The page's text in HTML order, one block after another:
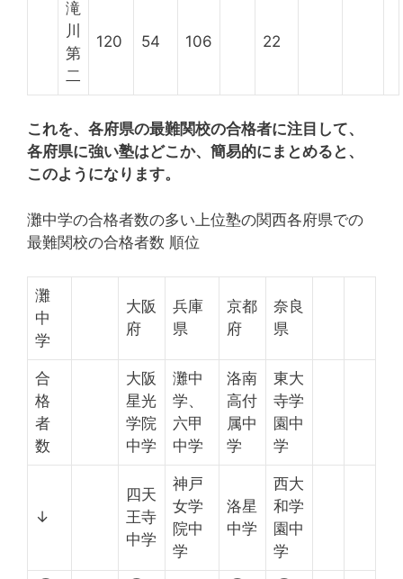
滝
川
第
二
120 54 106 22
これを、各府県の最難関校の合格者に注目して、
各府県に強い塾はどこか、簡易的にまとめると、
このようになります。
灘中学の合格者数の多い上位塾の関西各府県での
最難関校の合格者数 順位
灘
中
学
大阪
府
兵庫
県
京都
府
奈良
県
合
格
者
数
大阪
星光
学院
中学
灘中
学、
六甲
中学
洛南
高付
属中
学
東大
寺学
園中
学
↓
四天
王寺
中学
神戸
女学
院中
学
洛星
中学
西大
和学
園中
学